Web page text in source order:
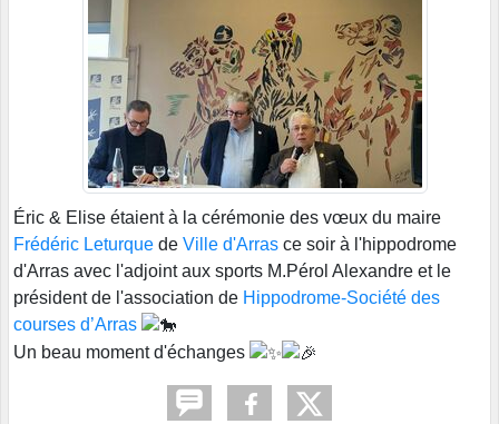
Éric & Elise étaient à la cérémonie des vœux du maire
Frédéric Leturque de Ville d'Arras ce soir à l'hippodrome
d'Arras avec l'adjoint aux sports M.Pérol Alexandre et le
président de l'association de Hippodrome-Société des
courses d’Arras
Un beau moment d'échanges